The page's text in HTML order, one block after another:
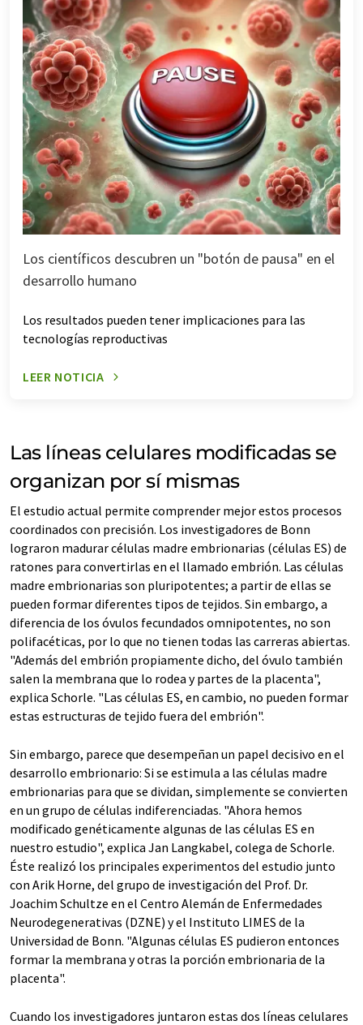
Los científicos descubren un "botón de pausa" en el
desarrollo humano
Los resultados pueden tener implicaciones para las
tecnologías reproductivas
LEER NOTICIA
Las líneas celulares modificadas se
organizan por sí mismas
El estudio actual permite comprender mejor estos procesos
coordinados con precisión. Los investigadores de Bonn
lograron madurar células madre embrionarias (células ES) de
ratones para convertirlas en el llamado embrión. Las células
madre embrionarias son pluripotentes; a partir de ellas se
pueden formar diferentes tipos de tejidos. Sin embargo, a
diferencia de los óvulos fecundados omnipotentes, no son
polifacéticas, por lo que no tienen todas las carreras abiertas.
"Además del embrión propiamente dicho, del óvulo también
salen la membrana que lo rodea y partes de la placenta",
explica Schorle. "Las células ES, en cambio, no pueden formar
estas estructuras de tejido fuera del embrión".
Sin embargo, parece que desempeñan un papel decisivo en el
desarrollo embrionario: Si se estimula a las células madre
embrionarias para que se dividan, simplemente se convierten
en un grupo de células indiferenciadas. "Ahora hemos
modificado genéticamente algunas de las células ES en
nuestro estudio", explica Jan Langkabel, colega de Schorle.
Éste realizó los principales experimentos del estudio junto
con Arik Horne, del grupo de investigación del Prof. Dr.
Joachim Schultze en el Centro Alemán de Enfermedades
Neurodegenerativas (DZNE) y el Instituto LIMES de la
Universidad de Bonn. "Algunas células ES pudieron entonces
formar la membrana y otras la porción embrionaria de la
placenta".
Cuando los investigadores juntaron estas dos líneas celulares